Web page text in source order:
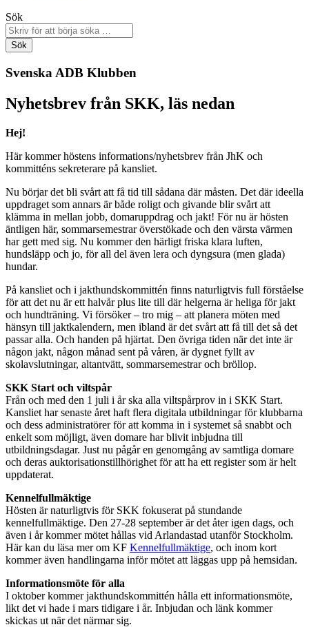
Sök
Sök
Svenska ADB Klubben
Nyhetsbrev från SKK, läs nedan
Hej!
Här kommer höstens informations/nyhetsbrev från JhK och
kommitténs sekreterare på kansliet.
Nu börjar det bli svårt att få tid till sådana där måsten. Det där ideella
uppdraget som annars är både roligt och givande blir svårt att
klämma in mellan jobb, domaruppdrag och jakt! För nu är hösten
äntligen här, sommarsemestrar överstökade och den värsta värmen
har gett med sig. Nu kommer den härligt friska klara luften,
hundsläpp och jo, för all del även lera och dyngsura (men glada)
hundar.
På kansliet och i jakthundskommittén finns naturligtvis full förståelse
för att det nu är ett halvår plus lite till där helgerna är heliga för jakt
och hundträning. Vi försöker – tro mig – att planera möten med
hänsyn till jaktkalendern, men ibland är det svårt att få till det så det
passar alla. Och handen på hjärtat. Den övriga tiden när det inte är
någon jakt, någon månad sent på våren, är dygnet fyllt av
skolavslutningar, altantvätt, sommarsemestrar och bröllop.
SKK Start och viltspår
Från och med den 1 juli i år ska alla viltspårprov in i SKK Start.
Kansliet har senaste året haft flera digitala utbildningar för klubbarna
och dess administratörer för att komma in i systemet så snabbt och
enkelt som möjligt, även domare har blivit inbjudna till
utbildningsdagar. Just nu pågår en genomgång av samtliga domare
och deras auktorisationstillhörighet för att ha ett register som är helt
uppdaterat.
Kennelfullmäktige
Hösten är naturligtvis för SKK fokuserat på stundande
kennelfullmäktige. Den 27-28 september är det åter igen dags, och
även i år kommer mötet hållas vid Arlandastad utanför Stockholm.
Här kan du läsa mer om KF Kennelfullmäktige, och inom kort
kommer även handlingarna inför mötet att läggas upp på hemsidan.
Informationsmöte för alla
I oktober kommer jakthundskommittén hålla ett informationsmöte,
likt det vi hade i mars tidigare i år. Inbjudan och länk kommer
skickas ut när det närmar sig.